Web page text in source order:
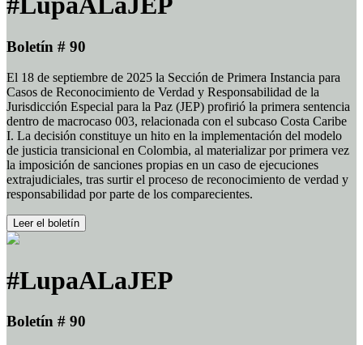
Boletín # 90
El 18 de septiembre de 2025 la Sección de Primera Instancia para
Casos de Reconocimiento de Verdad y Responsabilidad de la
Jurisdicción Especial para la Paz (JEP) profirió la primera sentencia
dentro de macrocaso 003, relacionada con el subcaso Costa Caribe
I. La decisión constituye un hito en la implementación del modelo
de justicia transicional en Colombia, al materializar por primera vez
la imposición de sanciones propias en un caso de ejecuciones
extrajudiciales, tras surtir el proceso de reconocimiento de verdad y
responsabilidad por parte de los comparecientes.
Leer el boletín
#LupaALaJEP
Boletín # 90